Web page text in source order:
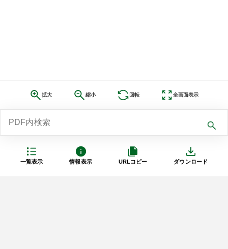
一覧表示 情報表示 URLコピー ダウンロード
拡大 縮小 回転 全画面表示